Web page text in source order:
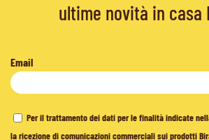
ultime novità in casa
Email
Per il trattamento dei dati per le finalità indicate
la ricezione di comunicazioni commerciali sui prodotti